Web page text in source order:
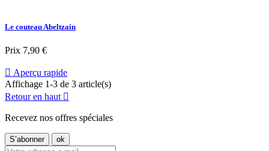
Le couteau Abeltzain
Prix 7,90 €
 Aperçu rapide
Affichage 1-3 de 3 article(s)
Retour en haut 
Recevez nos offres spéciales